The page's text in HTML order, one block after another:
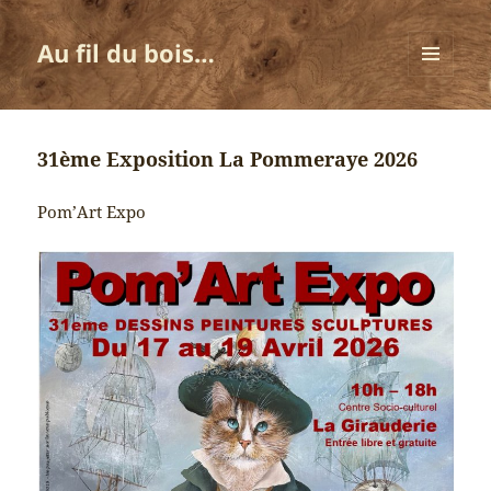
Au fil du bois…
MENU
ET
31ème Exposition La Pommeraye 2026
Pom’Art Expo